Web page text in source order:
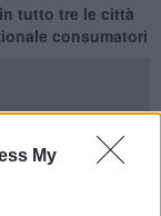
My
tutto tre le città
consumatori